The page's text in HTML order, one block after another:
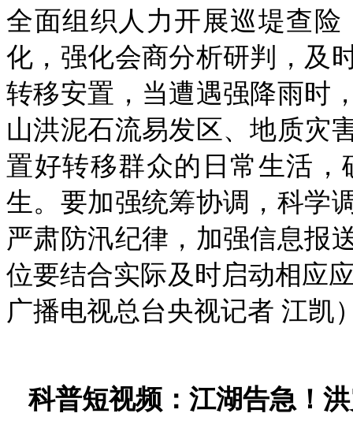
全面组织人力开展巡堤查
化，强化会商分析研判，及
转移安置，当遭遇强降雨时
山洪泥石流易发区、地质灾
置好转移群众的日常生活
生。要加强统筹协调，科学
严肃防汛纪律，加强信息报
位要结合实际及时启动相应
广播电视总台央视记者 江凯
科普短视频：江湖告急！